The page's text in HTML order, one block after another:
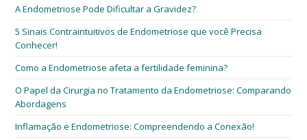
A Endometriose Pode Dificultar a Gravidez?
5 Sinais Contraintuitivos de Endometriose que você Precisa
Conhecer!
Como a Endometriose afeta a fertilidade feminina?
O Papel da Cirurgia no Tratamento da Endometriose: Comparando
Abordagens
Inflamação e Endometriose: Compreendendo a Conexão!